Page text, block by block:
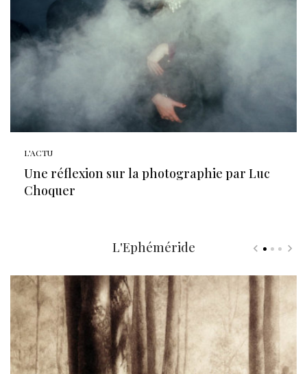
L'ACTU
Une réflexion sur la photographie par Luc
Choquer
L'Ephéméride